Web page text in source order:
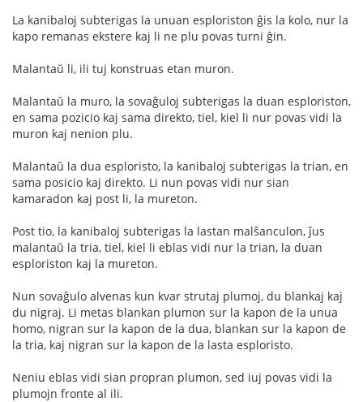
La kanibaloj subterigas la unuan esploriston ĝis la kolo, nur la
kapo remanas ekstere kaj li ne plu povas turni ĝin.
Malantaŭ li, ili tuj konstruas etan muron.
Malantaŭ la muro, la sovaĝuloj subterigas la duan esploriston,
en sama pozicio kaj sama direkto, tiel, kiel li nur povas vidi la
muron kaj nenion plu.
Malantaŭ la dua esploristo, la kanibaloj subterigas la trian, en
sama posicio kaj direkto. Li nun povas vidi nur sian
kamaradon kaj post li, la mureton.
Post tio, la kanibaloj subterigas la lastan malŝanculon, ĵus
malantaŭ la tria, tiel, kiel li eblas vidi nur la trian, la duan
esploriston kaj la mureton.
Nun sovaĝulo alvenas kun kvar strutaj plumoj, du blankaj kaj
du nigraj. Li metas blankan plumon sur la kapon de la unua
homo, nigran sur la kapon de la dua, blankan sur la kapon de
la tria, kaj nigran sur la kapon de la lasta esploristo.
Neniu eblas vidi sian propran plumon, sed iuj povas vidi la
plumojn fronte al ili.